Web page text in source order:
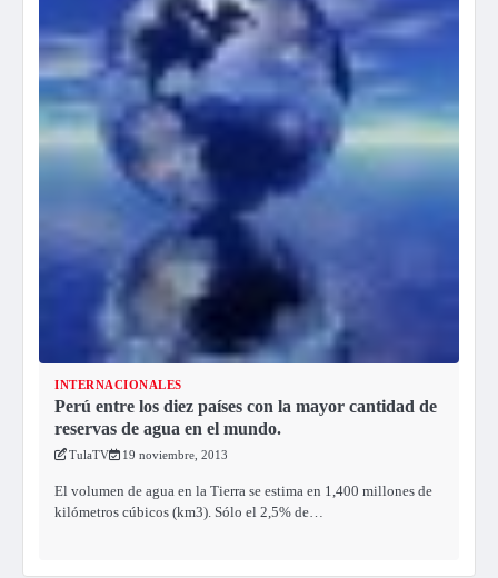
INTERNACIONALES
Perú entre los diez países con la mayor cantidad de
reservas de agua en el mundo.
TulaTV 19 noviembre, 2013
El volumen de agua en la Tierra se estima en 1,400 millones de
kilómetros cúbicos (km3). Sólo el 2,5% de…